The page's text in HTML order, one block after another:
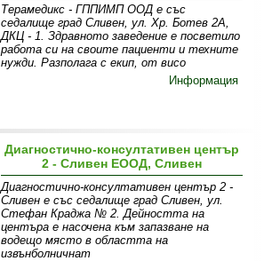
Терамедикс - ГППИМП ООД е със
седалище град Сливен, ул. Хр. Ботев 2А,
ДКЦ - 1. Здравното заведение е посветило
работа си на своите пациенти и техните
нужди. Разполага с екип, от висо
Информация
Диагностично-консултативен център
2 - Сливен ЕООД, Сливен
Диагностично-консултативен център 2 -
Сливен е със седалище град Сливен, ул.
Стефан Краджа № 2. Дейността на
центъра е насочена към запазване на
водещо място в областта на
извънболничнат